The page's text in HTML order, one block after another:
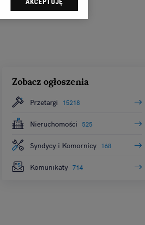
Zobacz ogłoszenia
Przetargi 15218
Nieruchomości 525
Syndycy i Komornicy 168
Komunikaty 714
do sekcji
identyfikacji.
pomiar reklam i